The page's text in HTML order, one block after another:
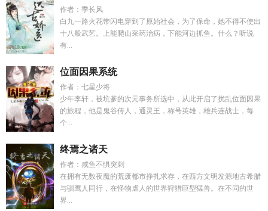
作者：季长风
白九一路火花带闪电穿到了原始社会，为了保命，她不得不使出
十八般武艺。上能爬山采药治病，下能河边抓鱼。什么？听说
有...
位面因果系统
作者：七星少将
少年李轩，被坑爹的次元事务所选中，从此开启了扰乱位面因果
的旅程，他是鬼谷传人，通灵王，称号英雄，雄兵连战士，每
个...
终焉之诸天
作者：咸鱼不惧突刺
在拥有无数夜魔的荒废都市挣扎求存，在西方文明发源地古希腊
与驯鹰人同行，在怪物虐人的世界狩猎巨型猛兽。在不同的世
界...